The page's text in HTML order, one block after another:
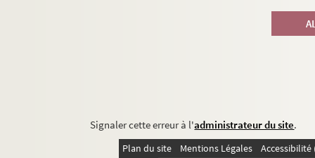
Signaler cette erreur à l'administrateur du site.
Plan du site Mentions Légales